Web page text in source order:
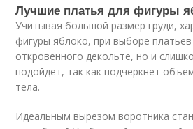
Лучшие платья для фигуры
Учитывая большой размер груди,
фигуры яблоко, при выборе платьев
откровенного декольте, но и
подойдет, так как подчеркнет
тела.
Идеальным вырезом воротника